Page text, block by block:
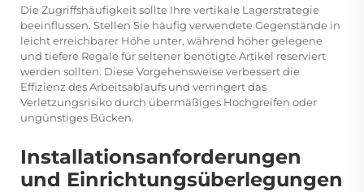
Die Zugriffshäufigkeit sollte Ihre vertikale Lagerstrategie
beeinflussen. Stellen Sie häufig verwendete Gegenstände in
leicht erreichbarer Höhe unter, während höher gelegene
und tiefere Regale für seltener benötigte Artikel reserviert
werden sollten. Diese Vorgehensweise verbessert die
Effizienz des Arbeitsablaufs und verringert das
Verletzungsrisiko durch übermäßiges Hochgreifen oder
ungünstiges Bücken.
Installationsanforderungen
und Einrichtungsüberlegungen